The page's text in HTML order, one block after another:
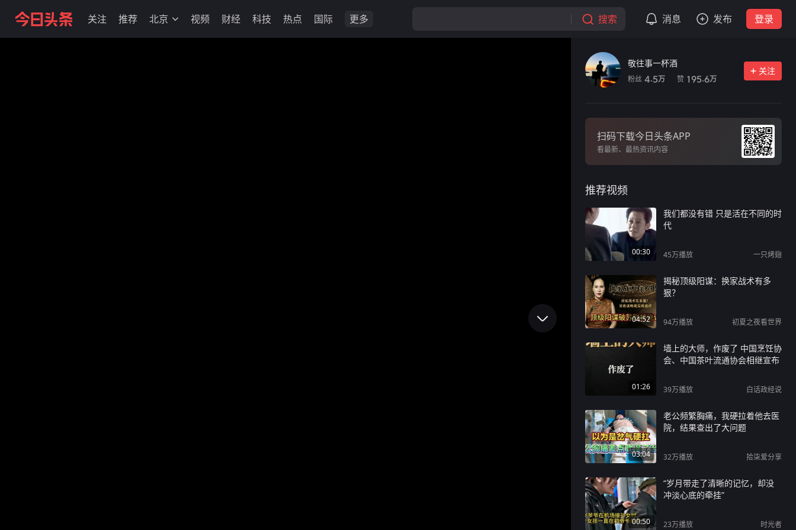
关注 推荐 北京 视频 财经 科技 热点 国际 更多 搜索 消息 发布 登录
敬往事一杯酒
粉丝 4.5万 赞 195.6万
关注
扫码下载今日头条APP
看最新、最热资讯内容
推荐视频
00:30
我们都没有错 只是活在不同的时
代
45万播放 一只烤翅
04:52
揭秘顶级阳谋：换家战术有多
狠？
94万播放 初夏之夜看世界
01:26
墙上的大师，作废了 中国烹饪协
会、中国茶叶流通协会相继宣布
39万播放 白话政经说
03:04
老公频繁胸痛，我硬拉着他去医
院，结果查出了大问题
32万播放 拾柒爱分享
00:50
“岁月带走了清晰的记忆，却没
冲淡心底的牵挂”
23万播放 时光者